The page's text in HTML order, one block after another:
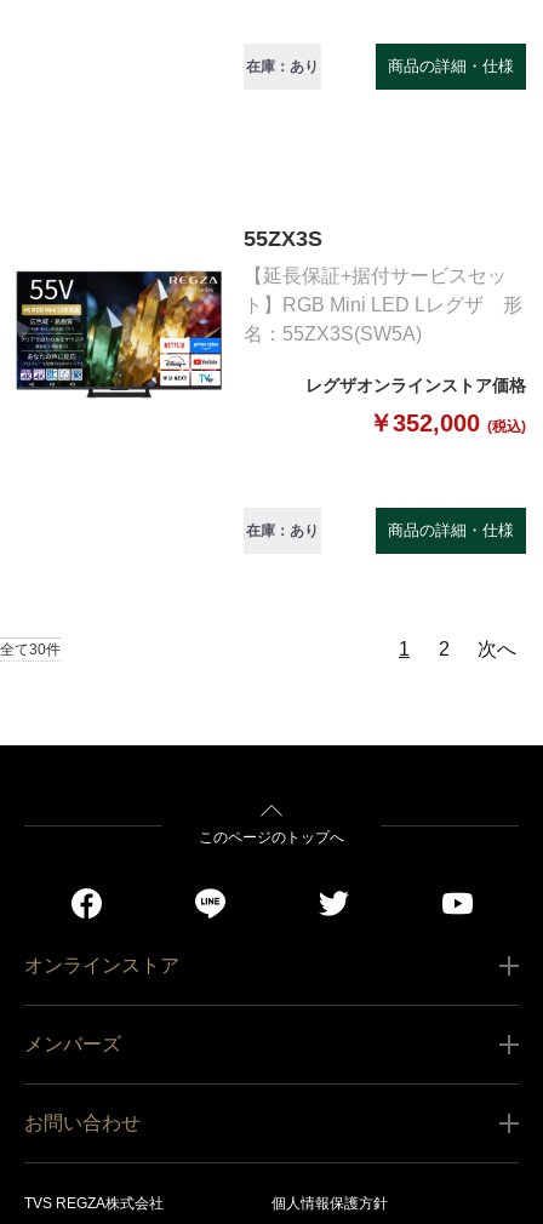
在庫：あり 商品の詳細・仕様
55ZX3S
【延長保証+据付サービスセッ
ト】RGB Mini LED Lレグザ 形
名：55ZX3S(SW5A)
レグザオンラインストア価格
￥352,000 (税込)
在庫：あり 商品の詳細・仕様
全て30件 1 2 次へ
このページのトップへ
オンラインストア
営業日カレンダー
メンバーズ
会員規約
お問い合わせ
TVS REGZA株式会社 個人情報保護方針